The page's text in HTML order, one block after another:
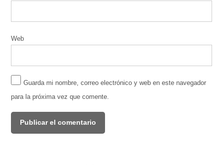
Web
Guarda mi nombre, correo electrónico y web en este navegador
para la próxima vez que comente.